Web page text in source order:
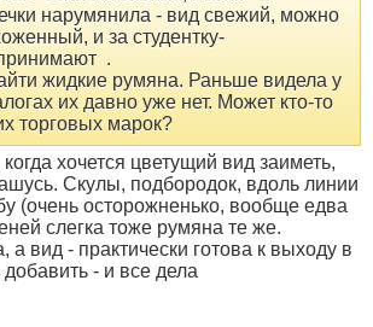
нарумянила - вид свежий, можно
и за студентку-
.
жидкие румяна. Раньше видела у
их давно уже нет. Может кто-то
торговых марок?
хочется цветущий вид заиметь,
Скулы, подбородок, вдоль линии
(очень осторожненько, вообще едва
слегка тоже румяна те же.
а вид - практически готова к выходу в
добавить - и все дела